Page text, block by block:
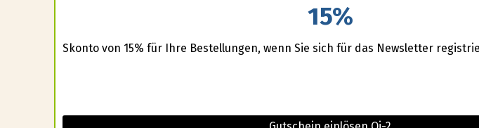
15%
Skonto von 15% für Ihre Bestellungen, wenn Sie sich für das Newsletter